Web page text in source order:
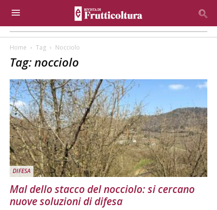
Home Tag Nocciolo
Tag: nocciolo
DIFESA
Mal dello stacco del nocciolo: si cercano
nuove soluzioni di difesa